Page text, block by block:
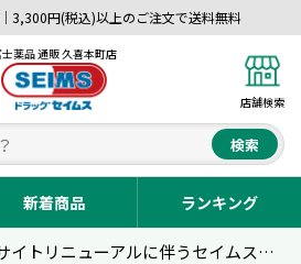
3,300円(税込)以上のご注文で送料無料
士薬品 通販 久喜本町店
店舗検索
検索
新着商品 ランキング
【重要】サイトリニューアルに伴うセイムス通販のご利用について